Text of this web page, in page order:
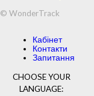
© WonderTrack
Кабінет
Контакти
Запитання
CHOOSE YOUR
LANGUAGE: